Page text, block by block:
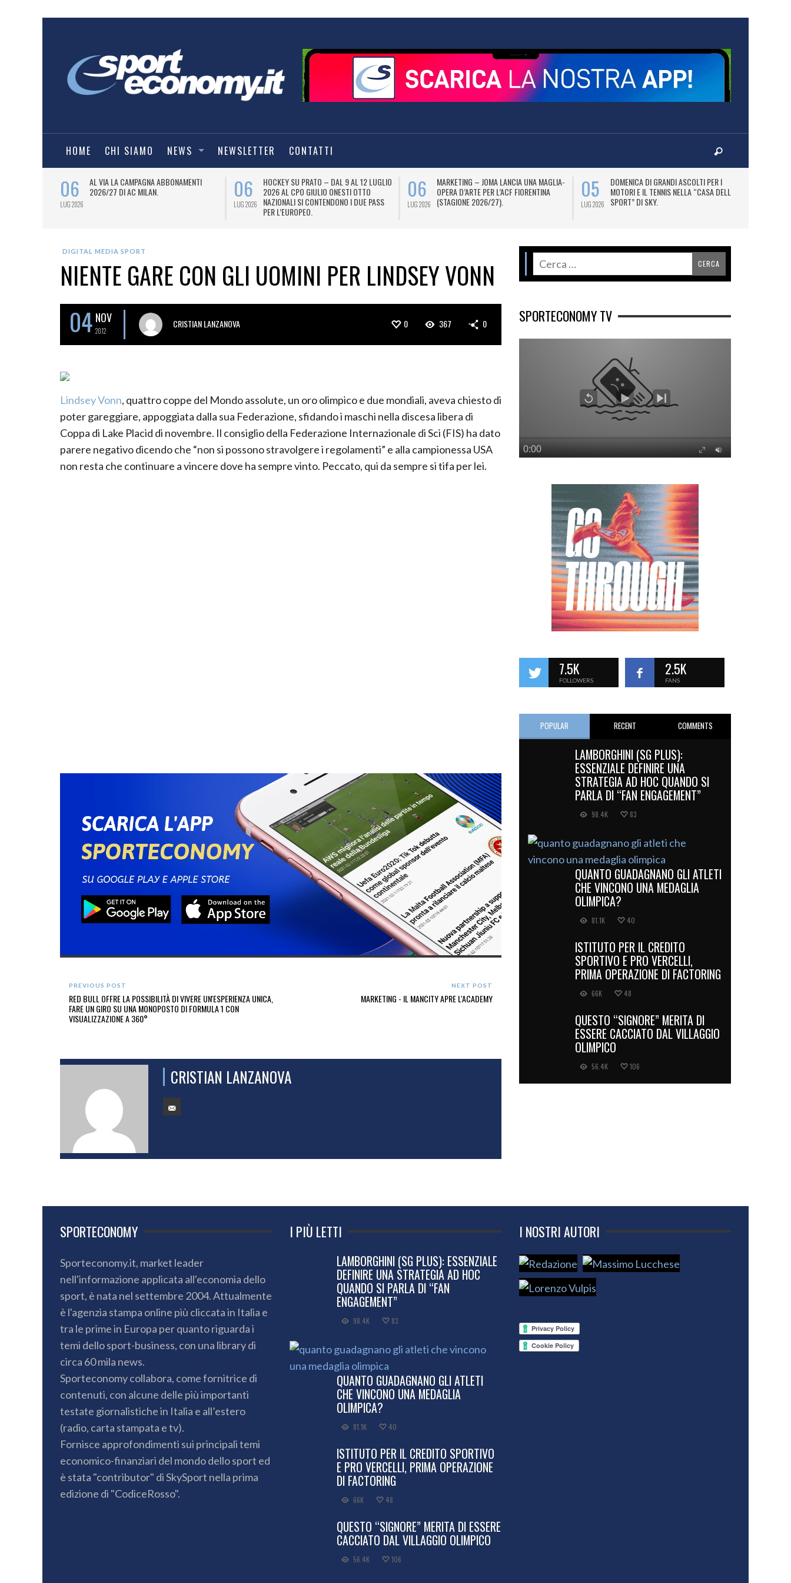
HOME CHI SIAMO NEWS NEWSLETTER CONTATTI
06
LUG 2026
AL VIA LA CAMPAGNA ABBONAMENTI
2026/27 DI AC MILAN.
06
LUG 2026
HOCKEY SU PRATO – DAL 9 AL 12 LUGLIO
2026 AL CPO GIULIO ONESTI OTTO
NAZIONALI SI CONTENDONO I DUE PASS
PER L’EUROPEO.
06
LUG 2026
MARKETING – JOMA LANCIA UNA MAGLIA-
OPERA D’ARTE PER L’ACF FIORENTINA
(STAGIONE 2026/27).
05
LUG 2026
DOMENICA DI GRANDI ASCOLTI PER I
MOTORI E IL TENNIS NELLA “CASA DELLO
SPORT” DI SKY.
DIGITAL MEDIA SPORT
NIENTE GARE CON GLI UOMINI PER LINDSEY VONN
04 NOV
2012
CRISTIAN LANZANOVA 0 367 0
Lindsey Vonn, quattro coppe del Mondo assolute, un oro olimpico e due mondiali, aveva chiesto di
poter gareggiare, appoggiata dalla sua Federazione, sfidando i maschi nella discesa libera di
Coppa di Lake Placid di novembre. Il consiglio della Federazione Internazionale di Sci (FIS) ha dato
parere negativo dicendo che “non si possono stravolgere i regolamenti” e alla campionessa USA
non resta che continuare a vincere dove ha sempre vinto. Peccato, qui da sempre si tifa per lei.
PREVIOUS POST
RED BULL OFFRE LA POSSIBILITÀ DI VIVERE UN'ESPERIENZA UNICA,
FARE UN GIRO SU UNA MONOPOSTO DI FORMULA 1 CON
VISUALIZZAZIONE A 360°
NEXT POST
MARKETING - IL MANCITY APRE L'ACADEMY
CRISTIAN LANZANOVA
SPORTECONOMY TV
7.5K
FOLLOWERS
2.5K
FANS
POPULAR RECENT COMMENTS
LAMBORGHINI (SG PLUS):
ESSENZIALE DEFINIRE UNA
STRATEGIA AD HOC QUANDO SI
PARLA DI “FAN ENGAGEMENT”
98.4K 83
QUANTO GUADAGNANO GLI ATLETI
CHE VINCONO UNA MEDAGLIA
OLIMPICA?
81.1K 40
ISTITUTO PER IL CREDITO
SPORTIVO E PRO VERCELLI,
PRIMA OPERAZIONE DI FACTORING
66K 48
QUESTO “SIGNORE” MERITA DI
ESSERE CACCIATO DAL VILLAGGIO
OLIMPICO
56.4K 106
SPORTECONOMY
Sporteconomy.it, market leader
nell'informazione applicata all'economia dello
sport, è nata nel settembre 2004. Attualmente
è l'agenzia stampa online più cliccata in Italia e
tra le prime in Europa per quanto riguarda i
temi dello sport-business, con una library di
circa 60 mila news.
Sporteconomy collabora, come fornitrice di
contenuti, con alcune delle più importanti
testate giornalistiche in Italia e all’estero
(radio, carta stampata e tv).
Fornisce approfondimenti sui principali temi
economico-finanziari del mondo dello sport ed
è stata "contributor" di SkySport nella prima
edizione di "CodiceRosso".
I PIÙ LETTI
LAMBORGHINI (SG PLUS): ESSENZIALE
DEFINIRE UNA STRATEGIA AD HOC
QUANDO SI PARLA DI “FAN
ENGAGEMENT”
98.4K 83
QUANTO GUADAGNANO GLI ATLETI
CHE VINCONO UNA MEDAGLIA
OLIMPICA?
81.1K 40
ISTITUTO PER IL CREDITO SPORTIVO
E PRO VERCELLI, PRIMA OPERAZIONE
DI FACTORING
66K 48
QUESTO “SIGNORE” MERITA DI ESSERE
CACCIATO DAL VILLAGGIO OLIMPICO
56.4K 106
I NOSTRI AUTORI